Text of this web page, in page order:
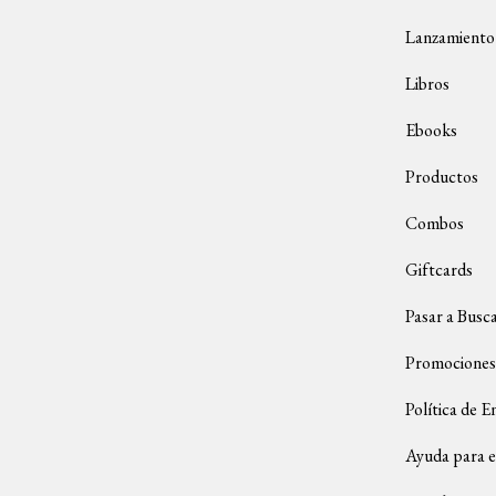
Lanzamiento
Libros
Ebooks
Productos
Combos
Giftcards
Pasar a
Promociones
Política de
Ayuda para